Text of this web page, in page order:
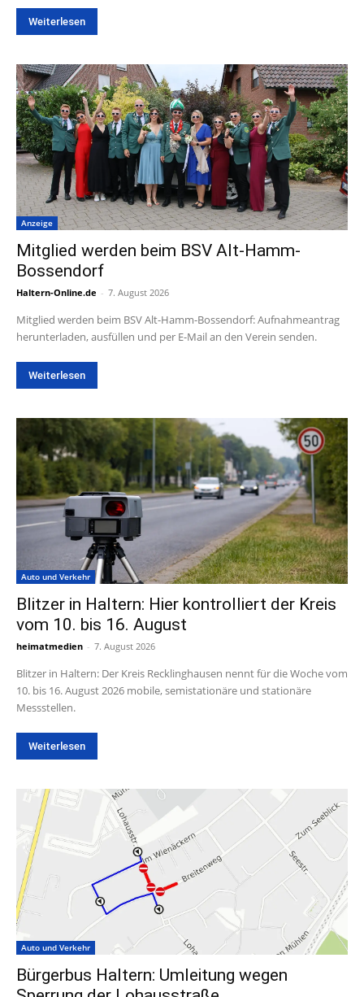
Weiterlesen
Anzeige
Mitglied werden beim BSV Alt-Hamm-
Bossendorf
Haltern-Online.de - 7. August 2026
Mitglied werden beim BSV Alt-Hamm-Bossendorf: Aufnahmeantrag
herunterladen, ausfüllen und per E-Mail an den Verein senden.
Weiterlesen
Auto und Verkehr
Blitzer in Haltern: Hier kontrolliert der Kreis
vom 10. bis 16. August
heimatmedien - 7. August 2026
Blitzer in Haltern: Der Kreis Recklinghausen nennt für die Woche vom
10. bis 16. August 2026 mobile, semistationäre und stationäre
Messstellen.
Weiterlesen
Auto und Verkehr
Bürgerbus Haltern: Umleitung wegen